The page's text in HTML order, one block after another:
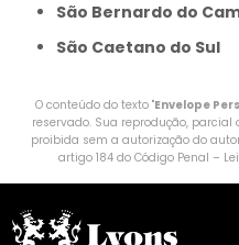
São Bernardo do
São Caetano do Sul
O conteúdo do texto "Envelope
reservado. Sua reprodução,
proibida sem a autorização do
artigo 184 do Código Penal –